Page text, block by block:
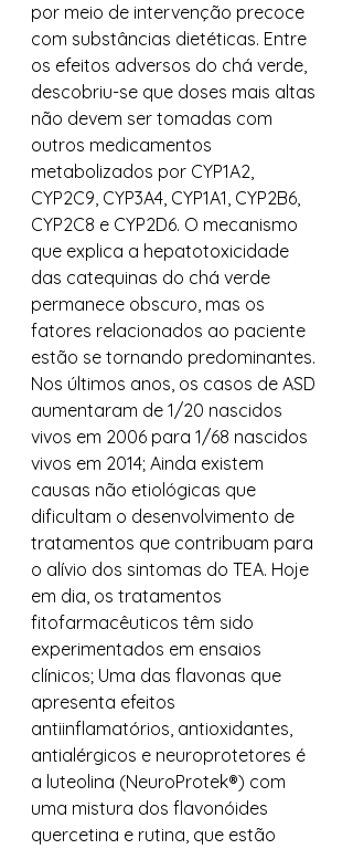
por meio de intervenção precoce
com substâncias dietéticas. Entre
os efeitos adversos do chá verde,
descobriu-se que doses mais altas
não devem ser tomadas com
outros medicamentos
metabolizados por CYP1A2,
CYP2C9, CYP3A4, CYP1A1, CYP2B6,
CYP2C8 e CYP2D6. O mecanismo
que explica a hepatotoxicidade
das catequinas do chá verde
permanece obscuro, mas os
fatores relacionados ao paciente
estão se tornando predominantes.
Nos últimos anos, os casos de ASD
aumentaram de 1/20 nascidos
vivos em 2006 para 1/68 nascidos
vivos em 2014; Ainda existem
causas não etiológicas que
dificultam o desenvolvimento de
tratamentos que contribuam para
o alívio dos sintomas do TEA. Hoje
em dia, os tratamentos
fitofarmacêuticos têm sido
experimentados em ensaios
clínicos; Uma das flavonas que
apresenta efeitos
antiinflamatórios, antioxidantes,
antialérgicos e neuroprotetores é
a luteolina (NeuroProtek®) com
uma mistura dos flavonóides
quercetina e rutina, que estão